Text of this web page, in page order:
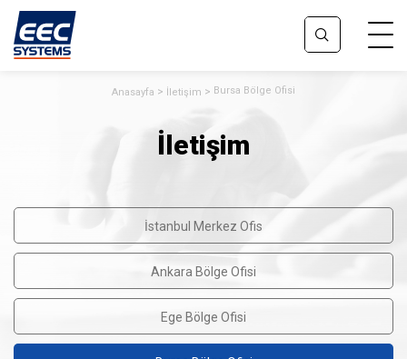
Anasayfa İletişim Bursa Bölge Ofisi
İletişim
İstanbul Merkez Ofis
Ankara Bölge Ofisi
Ege Bölge Ofisi